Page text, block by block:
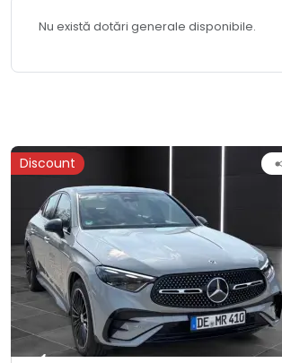
Nu există dotări generale disponibile.
Discount